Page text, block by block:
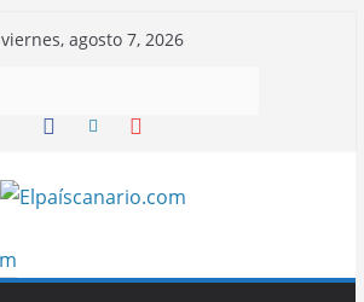
viernes, agosto 7, 2026